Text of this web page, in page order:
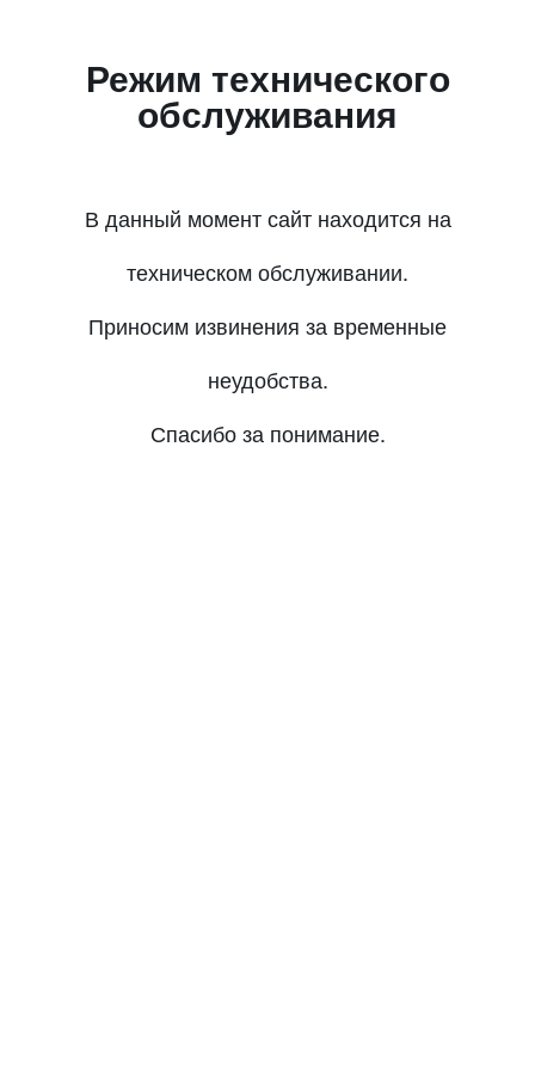
Режим технического
обслуживания
В данный момент сайт находится на
техническом обслуживании.
Приносим извинения за временные
неудобства.
Спасибо за понимание.